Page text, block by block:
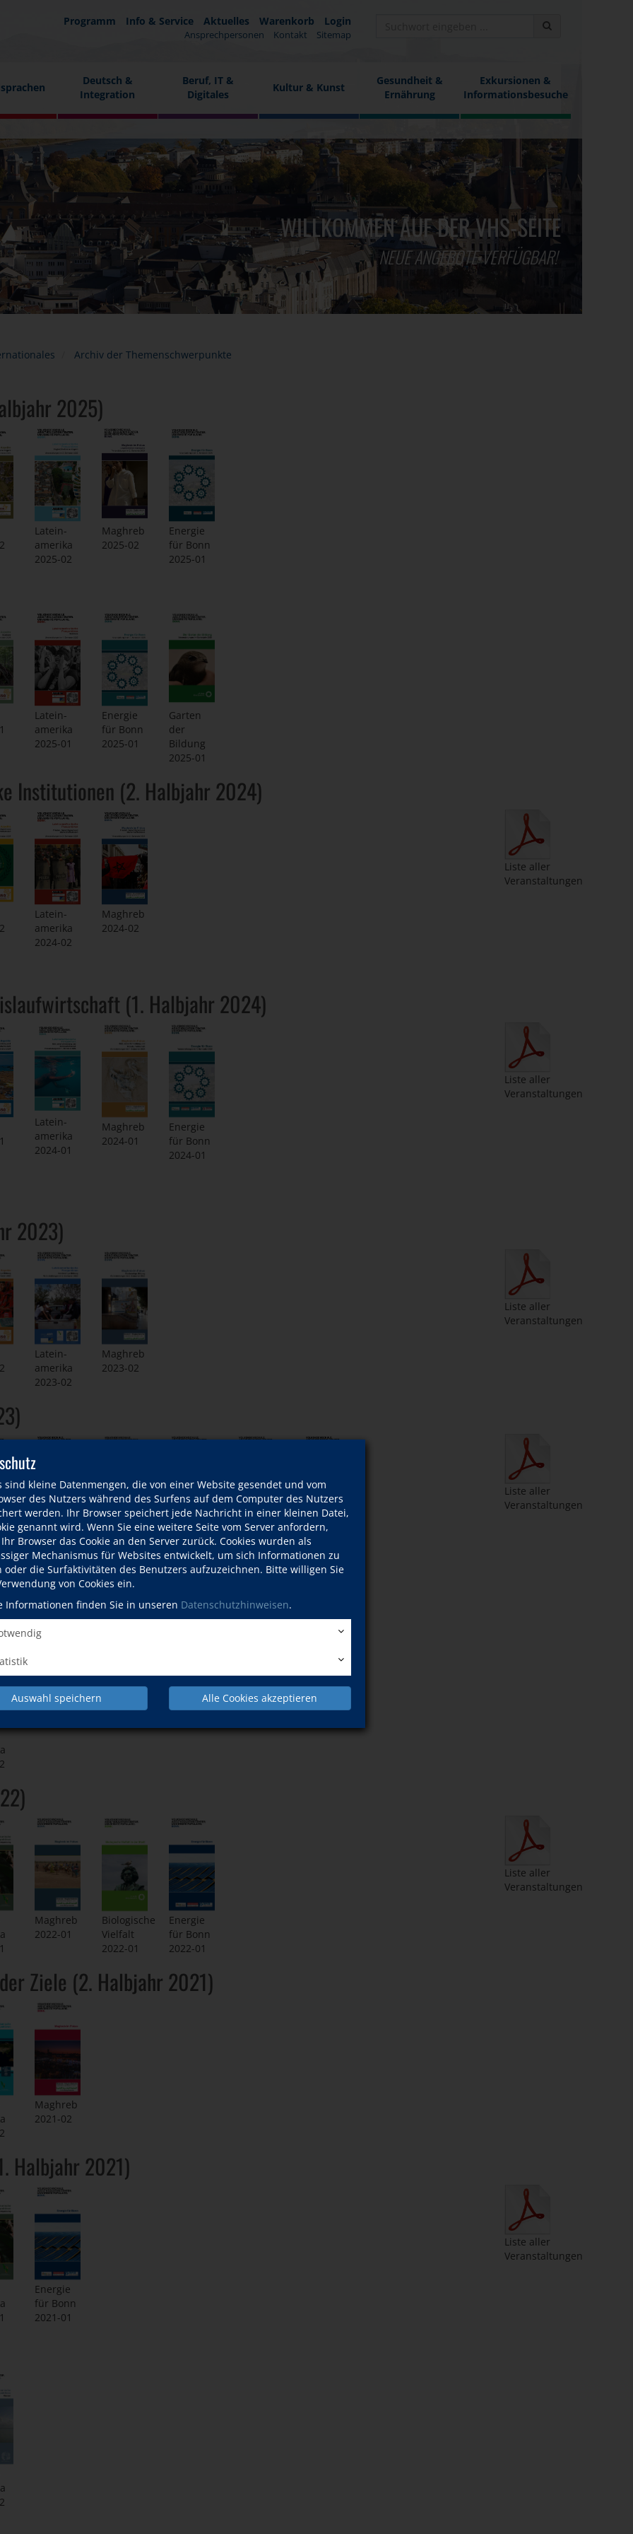
sind kleine Datenmengen, die von einer Website gesendet und vom
des Nutzers während des Surfens auf dem Computer des Nutzers
werden. Ihr Browser speichert jede Nachricht in einer kleinen Datei,
genannt wird. Wenn Sie eine weitere Seite vom Server anfordern,
Browser das Cookie an den Server zurück. Cookies wurden als
Mechanismus für Websites entwickelt, um sich Informationen zu
oder die Surfaktivitäten des Benutzers aufzuzeichnen. Bitte willigen Sie
von Cookies ein.
Informationen finden Sie in unseren Datenschutzhinweisen.
Auswahl speichern Alle Cookies akzeptieren
Programm Info & Service Aktuelles Warenkorb Login
Ansprechpersonen Kontakt Sitemap
Deutsch &
Integration
Beruf, IT &
Digitales
Kultur & Kunst
Gesundheit &
Ernährung
Exkursionen &
Informationsbesuche
WILLKOMMEN AUF DER VHS-SEITE
NEUE ANGEBOTE VERFÜGBAR!
Archiv der Themenschwerpunkte
2025)
Latein-
amerika
2025-02
Maghreb
2025-02
Energie
für Bonn
2025-01
Latein-
amerika
2025-01
Energie
für Bonn
2025-01
Garten
der
Bildung
2025-01
Institutionen (2. Halbjahr 2024)
Latein-
amerika
2024-02
Maghreb
2024-02
Liste aller
Veranstaltungen
(1. Halbjahr 2024)
Latein-
amerika
2024-01
Maghreb
2024-01
Energie
für Bonn
2024-01
Liste aller
Veranstaltungen
2023)
Latein-
amerika
2023-02
Maghreb
2023-02
Liste aller
Veranstaltungen
Latein-
amerika
2023-01
Maghreb
2023-01
Garten
der
Bildung
Biologische
Vielfalt
2023-01
Energie
für Bonn
2023-01
Liste aller
Veranstaltungen
(2. Halbjahr 2022)
Maghreb
2022-01
Biologische
Vielfalt
2022-01
Energie
für Bonn
2022-01
Liste aller
Veranstaltungen
Ziele (2. Halbjahr 2021)
Maghreb
2021-02
Halbjahr 2021)
Energie
für Bonn
2021-01
Liste aller
Veranstaltungen